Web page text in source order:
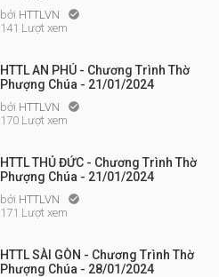
bởi HTTLVN 
141 Lượt xem
HTTL AN PHÚ - Chương Trình Thờ
Phượng Chúa - 21/01/2024
bởi HTTLVN 
170 Lượt xem
HTTL THỦ ĐỨC - Chương Trình Thờ
Phượng Chúa - 21/01/2024
bởi HTTLVN 
171 Lượt xem
HTTL SÀI GÒN - Chương Trình Thờ
Phượng Chúa - 28/01/2024